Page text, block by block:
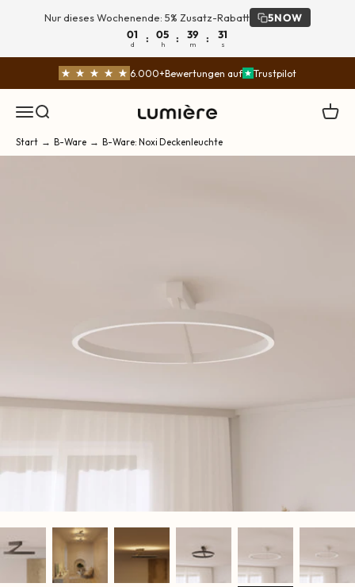
Nur dieses Wochenende: 5% Zusatz-Rabatt
5NOW
01
d : 05
h : 39
m : 30
s
Über 125.000 zufriedene Kunden
Navigationsmenü öffnen
Suche öffnen LUMIÈRE DESIGN
Start → B-Ware → B-Ware: Noxi Deckenleuchte